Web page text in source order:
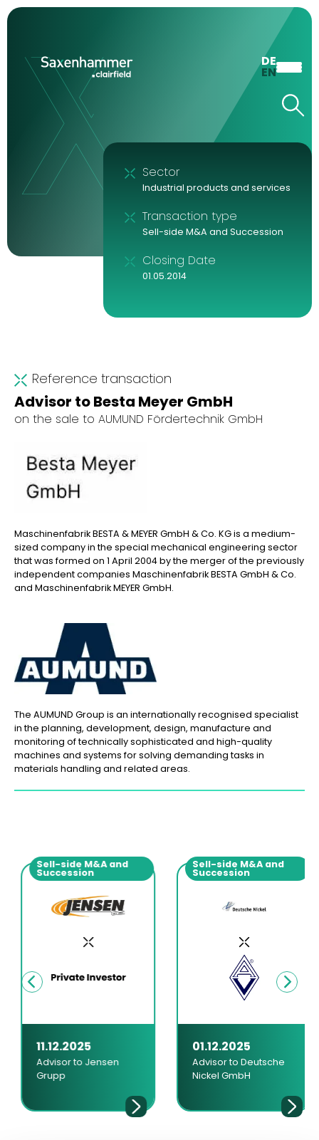
DE
EN
Reference transaction
Advisor to Besta Meyer GmbH
on the sale to AUMUND Fördertechnik GmbH
Maschinenfabrik BESTA & MEYER GmbH & Co. KG is a medium-
sized company in the special mechanical engineering sector
that was formed on 1 April 2004 by the merger of the previously
independent companies Maschinenfabrik BESTA GmbH & Co.
and Maschinenfabrik MEYER GmbH.
The AUMUND Group is an internationally recognised specialist
in the planning, development, design, manufacture and
monitoring of technically sophisticated and high-quality
machines and systems for solving demanding tasks in
materials handling and related areas.
Sector
Industrial products and services
Transaction type
Sell-side M&A and Succession
Closing Date
01.05.2014
Sell-side M&A and
Succession
11.12.2025
Advisor to Jensen
Grupp
Sell-side M&A and
Succession
01.12.2025
Advisor to Deutsche
Nickel GmbH